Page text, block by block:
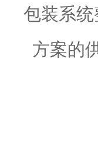
包装系
方案的